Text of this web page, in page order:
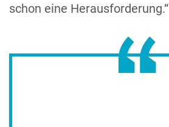
schon eine Herausforderung.“